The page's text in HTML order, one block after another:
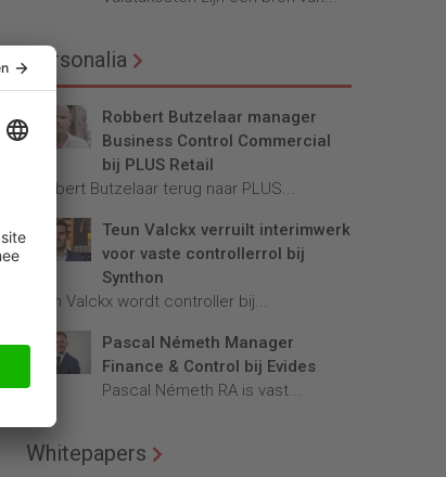
Personalia
Robbert Butzelaar manager
Business Control Commercial
bij PLUS Retail
Robbert Butzelaar terug naar PLUS...
Teun Valckx verruilt interimwerk
voor vaste controllerrol bij
Synthon
Teun Valckx wordt controller bij...
Pascal Németh Manager
Finance & Control bij Evides
Pascal Németh RA is vast...
Whitepapers